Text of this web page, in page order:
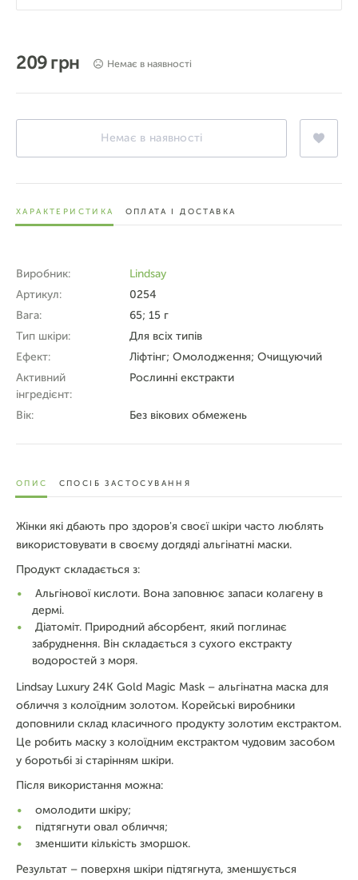
209 грн Немає в наявності
Немає в наявності
ХАРАКТЕРИСТИКА ОПЛАТА І ДОСТАВКА
Виробник:
Lindsay
Артикул:
0254
Вага:
65; 15 г
Тип шкіри:
Для всіх типів
Ефект:
Ліфтінг; Омолодження; Очищуючий
Активний
інгредієнт:
Рослинні екстракти
Вік: Без вікових обмежень
ОПИС СПОСІБ ЗАСТОСУВАННЯ
Жінки які дбають про здоров'я своєї шкіри часто люблять
використовувати в своєму догдяді альгінатні маски.
Продукт складається з:
Альгінової кислоти. Вона заповнює запаси колагену в
дермі.
Діатоміт. Природний абсорбент, який поглинає
забруднення. Він складається з сухого екстракту
водоростей з моря.
Lindsay Luxury 24K Gold Magic Mask – альгінатна маска для
обличчя з колоїдним золотом. Корейські виробники
доповнили склад класичного продукту золотим екстрактом.
Це робить маску з колоїдним екстрактом чудовим засобом
у боротьбі зі старінням шкіри.
Після використання можна:
омолодити шкіру;
підтягнути овал обличчя;
зменшити кількість зморшок.
Результат – поверхня шкіри підтягнута, зменшується